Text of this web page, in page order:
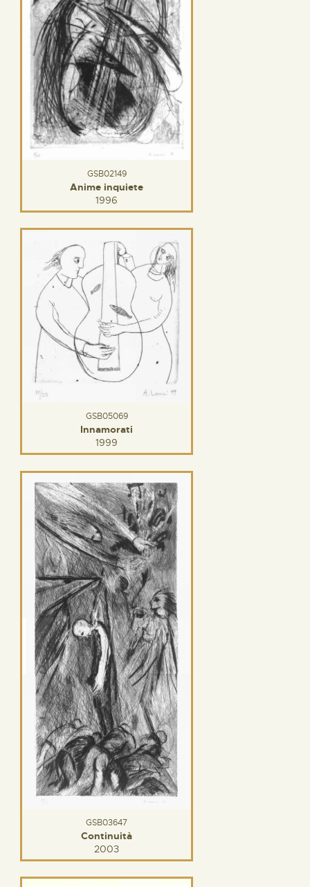
GSB02149
Anime inquiete
1996
GSB05069
Innamorati
1999
GSB03647
Continuità
2003